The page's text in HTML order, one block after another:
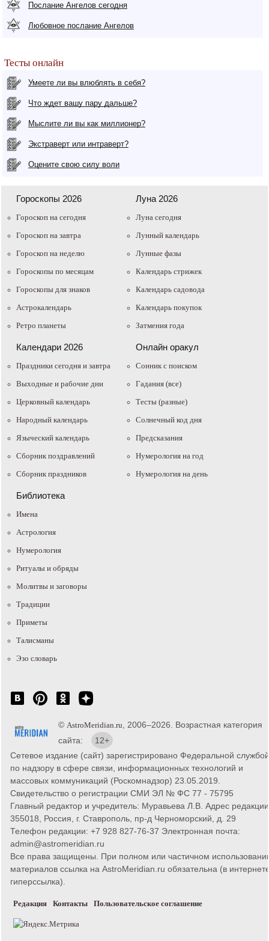
Послание Ангелов сегодня
Любовное послание Ангелов
Тесты онлайн
Умеете ли вы влюблять в себя?
Что ждет вашу пару дальше?
Мыслите ли вы как миллионер?
Экстраверт или интраверт?
Оцените свою силу воли
Гороскопы 2026
Гороскоп на сегодня
Гороскоп на завтра
Гороскоп на неделю
Гороскопы по месяцам
Гороскопы для знаков
Астрокалендарь
Ретро планеты
Луна 2026
Луна сегодня
Лунный календарь
Лунные фазы
Календарь стрижек
Календарь садовода
Календарь покупок
Затмения года
Календари 2026
Праздники сегодня и завтра
Выходные и рабочие дни
Церковный календарь
Народный календарь
Языческий календарь
Сборник поздравлений
Сборник праздников
Онлайн оракул
Cонник с поиском
Гадания (все)
Тесты (разные)
Солнечный код дня
Предсказания
Нумерология на год
Нумерология на день
Библиотека
Имена
Астрология
Нумерология
Ритуалы и обряды
Молитвы и заговоры
Традиции
Приметы
Талисманы
Эзо словарь
© AstroMeridian.ru, 2006–2026. Возрастная категория
сайта:
12+
Сетевое издание (сайт) зарегистрировано Федеральной службой
по надзору в сфере связи, информационных технологий и
массовых коммуникаций (Роскомнадзор) 23.05.2019.
Свидетельство о регистрации СМИ ЭЛ № ФС 77 - 75795
Главный редактор и учредитель: Муравьева Л.В. Адрес
355018, Россия, г. Ставрополь, пр-д Черноморский, д. 29
Телефон редакции: +7 928 827-76-37 Электронная почта:
admin@astromeridian.ru
Все права защищены. При полном или частичном
материалов ссылка на AstroMeridian.ru обязательна (в
гиперссылка).
Редакция Контакты Пользовательское соглашение